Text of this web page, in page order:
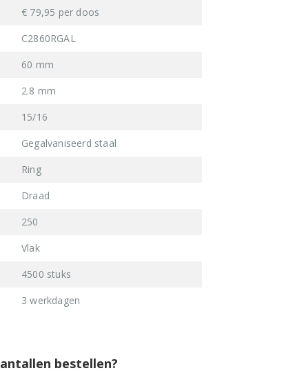
€ 79,95 per doos
C2860RGAL
60 mm
2.8 mm
15/16
Gegalvaniseerd staal
Ring
Draad
250
Vlak
4500 stuks
3 werkdagen
bestellen?